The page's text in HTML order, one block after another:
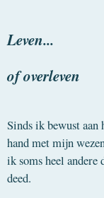
Leven...
of overleven
Sinds ik bewust aan
hand met mijn
ik soms heel andere
deed.